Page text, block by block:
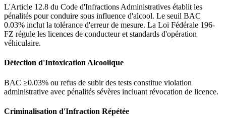
L'Article 12.8 du Code d'Infractions Administratives établit les
pénalités pour conduire sous influence d'alcool. Le seuil BAC
0.03% inclut la tolérance d'erreur de mesure. La Loi Fédérale 196-
FZ régule les licences de conducteur et standards d'opération
véhiculaire.
Détection d'Intoxication Alcoolique
BAC ≥0.03% ou refus de subir des tests constitue violation
administrative avec pénalités sévères incluant révocation de licence.
Criminalisation d'Infraction Répétée